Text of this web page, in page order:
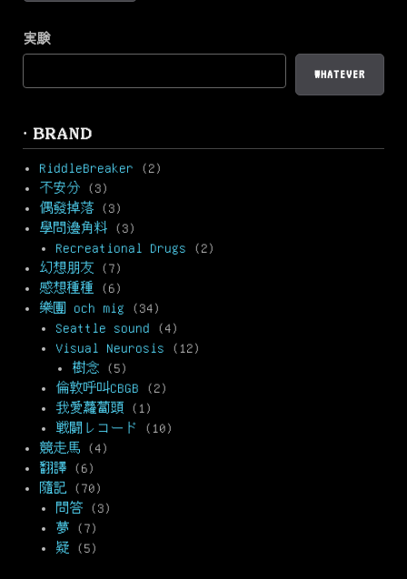
実験
WHATEVER
· BRAND
RiddleBreaker (2)
不安分 (3)
偶發掉落 (3)
學問邊角料 (3)
Recreational Drugs (2)
幻想朋友 (7)
感想種種 (6)
樂團 och mig (34)
Seattle sound (4)
Visual Neurosis (12)
樹念 (5)
倫敦呼叫CBGB (2)
我愛蘿蔔頭 (1)
戦闘レコード
(10)
競走馬 (4)
翻譯 (6)
隨記 (70)
問答 (3)
夢 (7)
疑 (5)